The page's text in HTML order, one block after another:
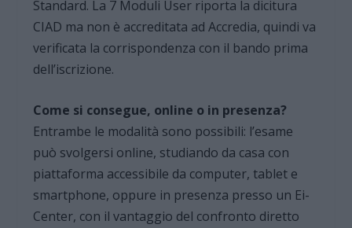
Standard. La 7 Moduli User riporta la dicitura
CIAD ma non è accreditata ad Accredia, quindi va
verificata la corrispondenza con il bando prima
dell’iscrizione.
Come si consegue, online o in presenza?
Entrambe le modalità sono possibili: l’esame
può svolgersi online, studiando da casa con
piattaforma accessibile da computer, tablet e
smartphone, oppure in presenza presso un Ei-
Center, con il vantaggio del confronto diretto